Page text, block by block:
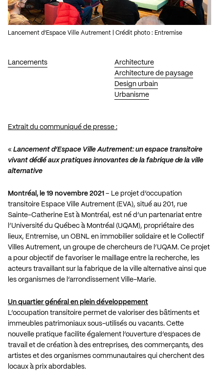
Lancements
Architecture
Architecture de paysage
Design urbain
Urbanisme
Lancement d’Espace Ville Autrement | Crédit photo : Entremise
Extrait du communiqué de presse :
« Lancement d’Espace Ville Autrement: un espace transitoire
vivant dédié aux pratiques innovantes de la fabrique de la ville
alternative
Montréal, le 19 novembre 2021 – Le projet d’occupation
transitoire Espace Ville Autrement (EVA), situé au 201, rue
Sainte-Catherine Est à Montréal, est né d’un partenariat entre
l’Université du Québec à Montréal (UQAM), propriétaire des
lieux, Entremise, un OBNL en immobilier solidaire et le Collectif
Villes Autrement, un groupe de chercheurs de l’UQAM. Ce projet
a pour objectif de favoriser le maillage entre la recherche, les
acteurs travaillant sur la fabrique de la ville alternative ainsi que
les organismes de l’arrondissement Ville-Marie.
Un quartier général en plein développement
L’occupation transitoire permet de valoriser des bâtiments et
immeubles patrimoniaux sous-utilisés ou vacants. Cette
nouvelle pratique facilite également l’ouverture d’espaces de
travail et de création à des entreprises, des commerçants, des
artistes et des organismes communautaires qui cherchent des
locaux à prix abordables.